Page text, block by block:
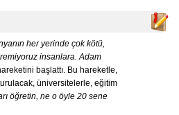
her yerinde çok kötü,
insanlara. Adam
başlattı. Bu hareketle,
üniversitelerle, eğitim
öğretin, ne o öyle 20 sene